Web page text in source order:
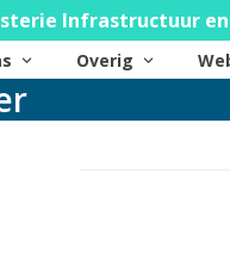
Infrastructuur
Overig